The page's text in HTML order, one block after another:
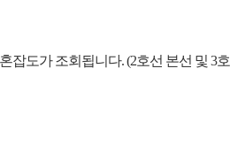
잡도가 조회됩니다. (2호선 본선 및 3호